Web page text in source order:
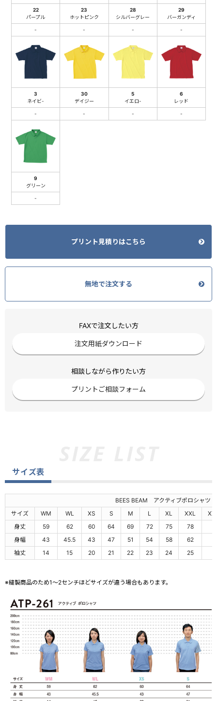
22
パープル
-
23
ホットピンク
-
28
シルバーグレー
-
29
バーガンディ
-
3
ネイビ-
-
30
デイジー
-
5
イエロ-
-
6
レッド
-
9
グリーン
-
プリント見積りはこちら
無地で注文する
FAXで注文したい方
注文用紙ダウンロード
相談しながら作りたい方
プリントご相談フォーム
サイズ表
BEES BEAM アクティブポロシャツ
サイズ
WM WL XS S M L XL XXL
身丈
59 62 60 64 69 72 75 78
身幅
43 45.5 43 47 51 54 58 62
袖丈
14 15 20 21 22 23 24 25
※縫製商品のため1～2センチほどサイズが違う場合もあります。